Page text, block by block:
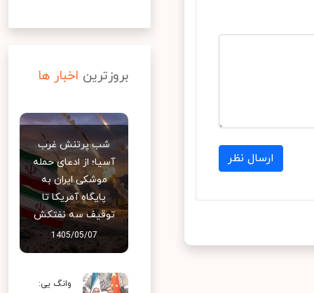
ارسال نظر
بروزترین اخبار ها
شب پرتنش غرب
آسیا؛ از ادعای حمله
موشکی ایران به
پایگاه آمریکا تا
توقیف سه نفتکش
1405/05/07
وانگ یی: